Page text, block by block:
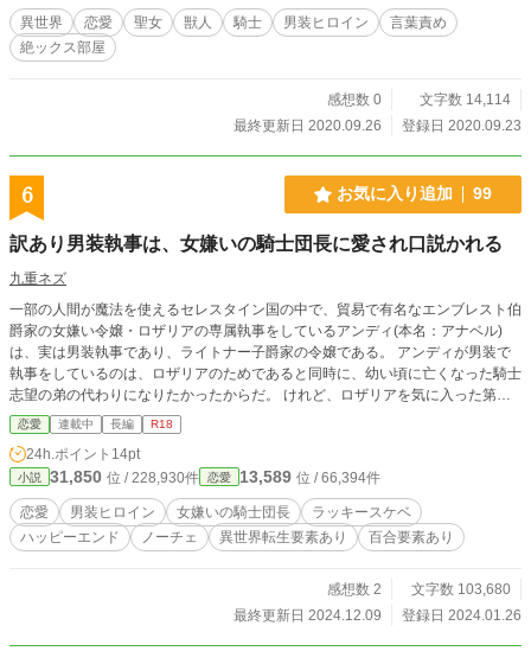
想い人の獣人騎士も後ろでアンアンしています』を読んでからがわかりやすいと
思うのでよかったら…… ムーンライト様にも掲載しています。全5話です。
異世界 恋愛 聖女 獣人 騎士 男装ヒロイン
言葉責め
絶ックス部屋
感想数 0
文字数 14,114
最終更新日 2020.09.26
登録日 2020.09.23
6 お気に入り追加 99
訳あり男装執事は、女嫌いの騎士団長に愛され口説かれる
九重ネズ
一部の人間が魔法を使えるセレスタイン国の中で、貿易で有名なエンブレスト伯
爵家の女嫌い令嬢・ロザリアの専属執事をしているアンディ(本名：アナベル)
は、実は男装執事であり、ライトナー子爵家の令嬢である。 アンディが男装で
執事をしているのは、ロザリアのためであると同時に、幼い頃に亡くなった騎士
志望の弟の代わりになりたかったからだ。 けれど、ロザリアを気に入った第一
王子がエンブレスト伯爵邸に訪問した事で、彼の護衛騎士で女嫌い騎士団長であ
るオズワルドがアンディと急接近！ しかも、思わぬハプニングで、アンディが
女性だという事をオズワルドに知られてしまい！？ 過去のトラウマから女嫌い
になった騎士団長と、幼馴染と弟のために男装執事になった子爵令嬢の、ラブハ
プニングから始まる恋物語。 ※R18シーンには★をつけています。
恋愛 連載中 長編 R18
24h.ポイント 14pt
小説 31,850 位 / 228,930件 恋愛 13,589 位 / 66,394件
恋愛 男装ヒロイン 女嫌いの騎士団長
ラッキースケベ
ハッピーエンド
ノーチェ 異世界転生要素あり 百合要素あり
感想数 2
文字数 103,680
最終更新日 2024.12.09
登録日 2024.01.26